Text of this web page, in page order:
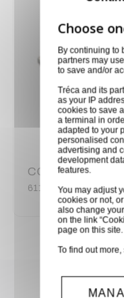
61164
Achetez
By continuing to
partners may
to save and/or
Tréca and its
as your IP
cookies to save
a terminal in
adapted to your
personalised
advertising and
development
features.
You may adjust
cookies or not,
also change
on the link
page on this site.
To find out